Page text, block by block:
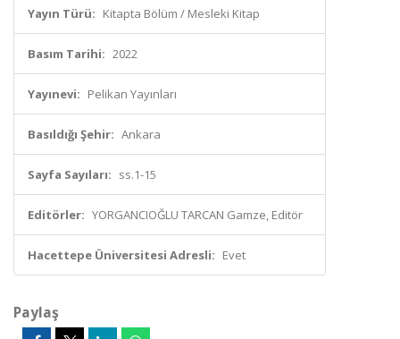
Yayın Türü: Kitapta Bölüm / Mesleki Kitap
Basım Tarihi: 2022
Yayınevi: Pelikan Yayınları
Basıldığı Şehir: Ankara
Sayfa Sayıları: ss.1-15
Editörler: YORGANCIOĞLU TARCAN Gamze, Editör
Hacettepe Üniversitesi Adresli: Evet
Paylaş